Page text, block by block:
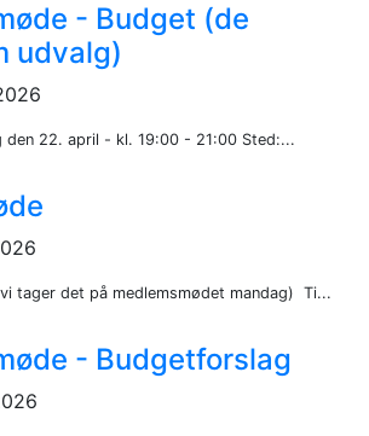
- Budget (de
udvalg)
den 22. april - kl. 19:00 - 21:00 Sted:...
tager det på medlemsmødet mandag) Ti...
- Budgetforslag